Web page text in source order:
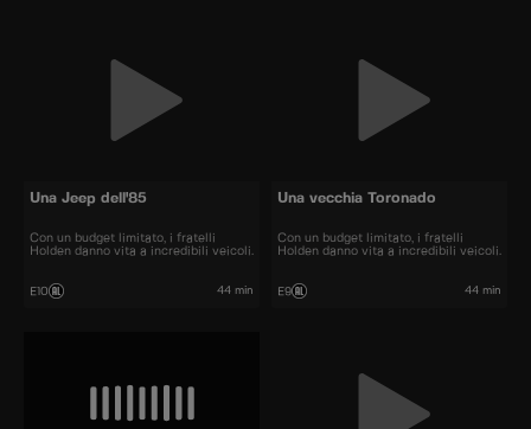
Una Jeep dell'85
Con un budget limitato, i fratelli
Holden danno vita a incredibili veicoli.
E10 44 min
Una vecchia Toronado
Con un budget limitato, i fratelli
Holden danno vita a incredibili veicoli.
E9 44 min